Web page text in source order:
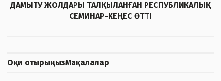
ДАМЫТУ ЖОЛДАРЫ ТАЛҚЫЛАНҒАН РЕСПУБЛИКАЛЫҚ
СЕМИНАР-КЕҢЕС ӨТТІ
Оқи отырыңызМақалалар